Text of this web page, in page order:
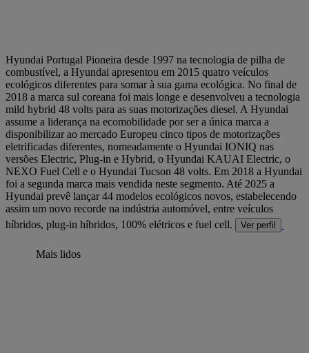
Hyundai Portugal Pioneira desde 1997 na tecnologia de pilha de
combustível, a Hyundai apresentou em 2015 quatro veículos
ecológicos diferentes para somar à sua gama ecológica. No final de
2018 a marca sul coreana foi mais longe e desenvolveu a tecnologia
mild hybrid 48 volts para as suas motorizações diesel. A Hyundai
assume a liderança na ecomobilidade por ser a única marca a
disponibilizar ao mercado Europeu cinco tipos de motorizações
eletrificadas diferentes, nomeadamente o Hyundai IONIQ nas
versões Electric, Plug-in e Hybrid, o Hyundai KAUAI Electric, o
NEXO Fuel Cell e o Hyundai Tucson 48 volts. Em 2018 a Hyundai
foi a segunda marca mais vendida neste segmento. Até 2025 a
Hyundai prevê lançar 44 modelos ecológicos novos, estabelecendo
assim um novo recorde na indústria automóvel, entre veículos
híbridos, plug-in híbridos, 100% elétricos e fuel cell.
Ver perfil
Mais lidos